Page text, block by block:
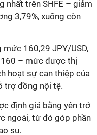
nhất trên SHFE – giảm
3,79%, xuống còn
160,29 JPY/USD,
– mức được thị
hoạt sự can thiệp của
trợ đồng nội tệ.
định giá bằng yên trở
ngoài, từ đó góp phần
su.